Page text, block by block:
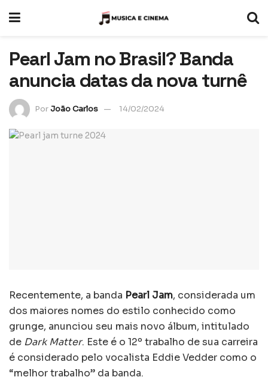
Pearl Jam no Brasil? Banda
anuncia datas da nova turnê
PorJoão Carlos 14/02/2024
Recentemente, a banda Pearl Jam, considerada um
dos maiores nomes do estilo conhecido como
grunge, anunciou seu mais novo álbum, intitulado
de Dark Matter. Este é o 12º trabalho de sua carreira
é considerado pelo vocalista Eddie Vedder como o
“melhor trabalho” da banda.